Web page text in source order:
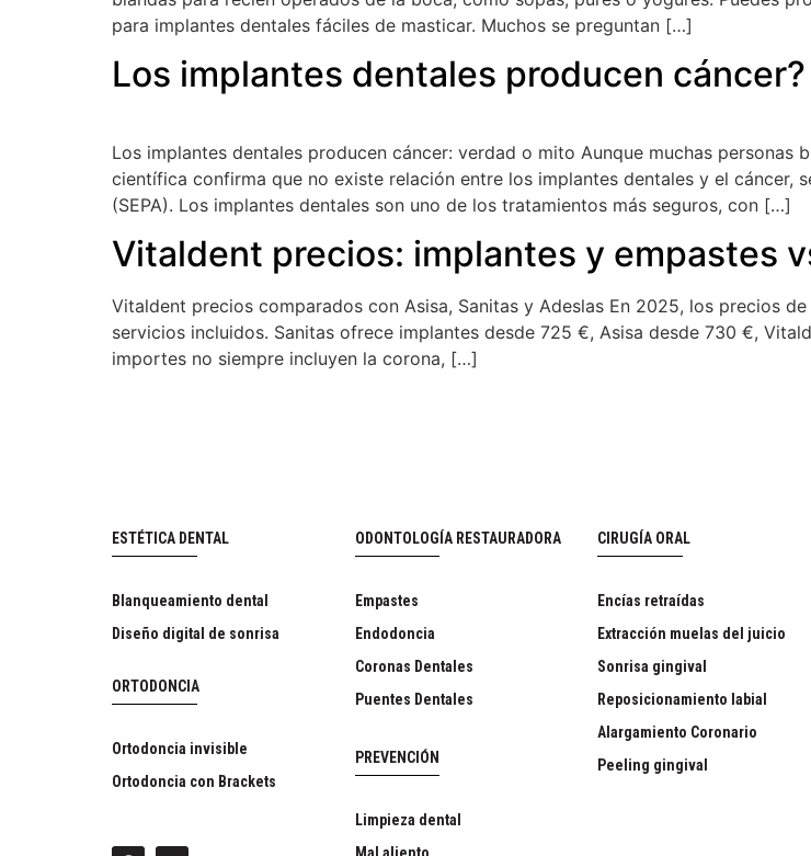
para implantes dentales fáciles de masticar. Muchos se preguntan […]
Los implantes dentales producen
Los implantes dentales producen cáncer: verdad o mito Aunque muchas personas
científica confirma que no existe relación entre los implantes dentales y el cáncer,
(SEPA). Los implantes dentales son uno de los tratamientos más seguros, con […]
Vitaldent precios: implantes y empastes
Vitaldent precios comparados con Asisa, Sanitas y Adeslas En 2025, los precios
servicios incluidos. Sanitas ofrece implantes desde 725 €, Asisa desde 730 €,
importes no siempre incluyen la corona, […]
ESTÉTICA DENTAL
Blanqueamiento dental
Diseño digital de sonrisa
ORTODONCIA
Ortodoncia invisible
Ortodoncia con Brackets
ODONTOLOGÍA RESTAURADORA
Empastes
Endodoncia
Coronas Dentales
Puentes Dentales
PREVENCIÓN
Limpieza dental
CIRUGÍA ORAL
Encías retraídas
Extracción muelas del juicio
Sonrisa gingival
Reposicionamiento labial
Alargamiento Coronario
Peeling gingival